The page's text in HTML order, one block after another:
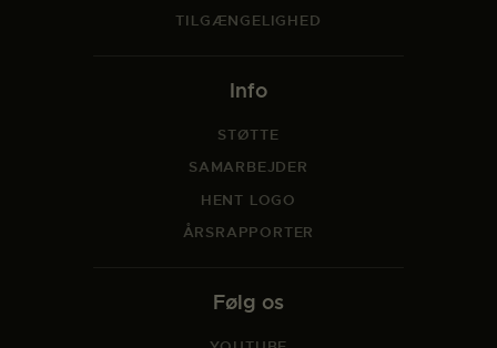
TILGÆNGELIGHED
Info
STØTTE
SAMARBEJDER
HENT LOGO
ÅRSRAPPORTER
Følg os